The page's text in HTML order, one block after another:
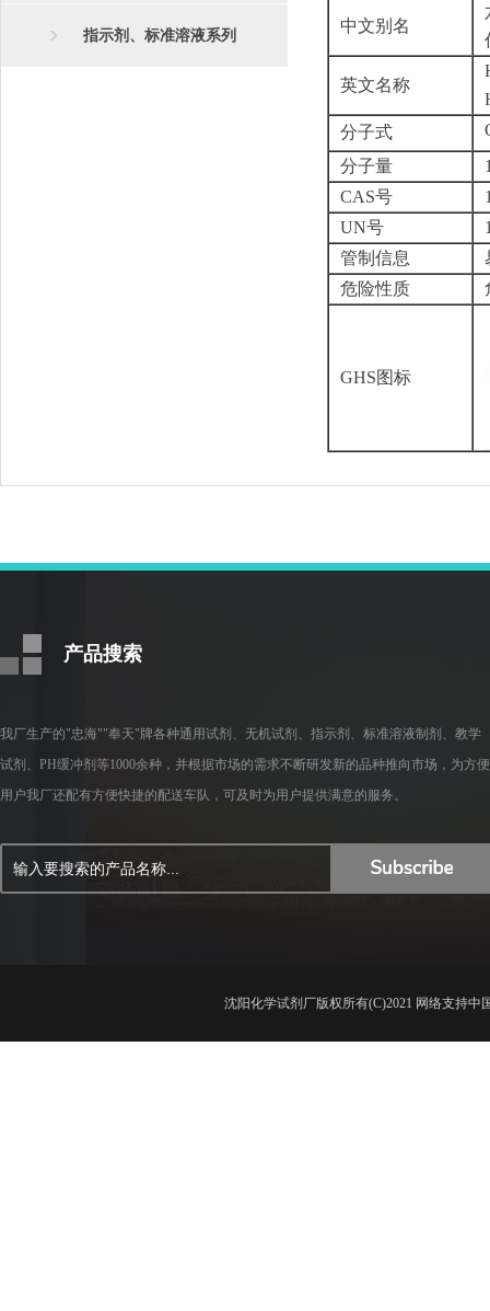
指示剂、标准溶液系列
中文别名
英文名称
分子式
分子量
CAS号
UN号
管制信息
危险性质
GHS图标
产品搜索
我厂生产的"忠海""奉天"牌各种通用试剂、无机试剂、指示剂、标准溶液制剂、教学
试剂、PH缓冲剂等1000余种，并根据市场的需求不断研发新的品种推向市场，为方便
用户我厂还配有方便快捷的配送车队，可及时为用户提供满意的服务。
沈阳化学试剂厂版权所有(C)2021 网络支持中